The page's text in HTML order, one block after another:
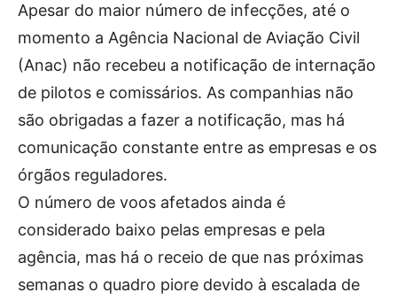
Apesar do maior número de infecções, até o
momento a Agência Nacional de Aviação Civil
(Anac) não recebeu a notificação de internação
de pilotos e comissários. As companhias não
são obrigadas a fazer a notificação, mas há
comunicação constante entre as empresas e os
órgãos reguladores.
O número de voos afetados ainda é
considerado baixo pelas empresas e pela
agência, mas há o receio de que nas próximas
semanas o quadro piore devido à escalada de